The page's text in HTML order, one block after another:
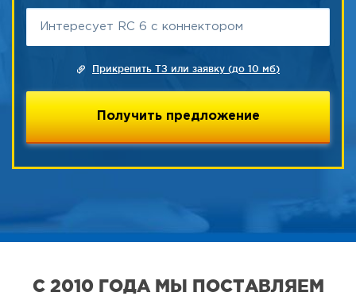
Прикрепить ТЗ или заявку (до 10 мб)
С 2010 ГОДА МЫ ПОСТАВЛЯЕМ